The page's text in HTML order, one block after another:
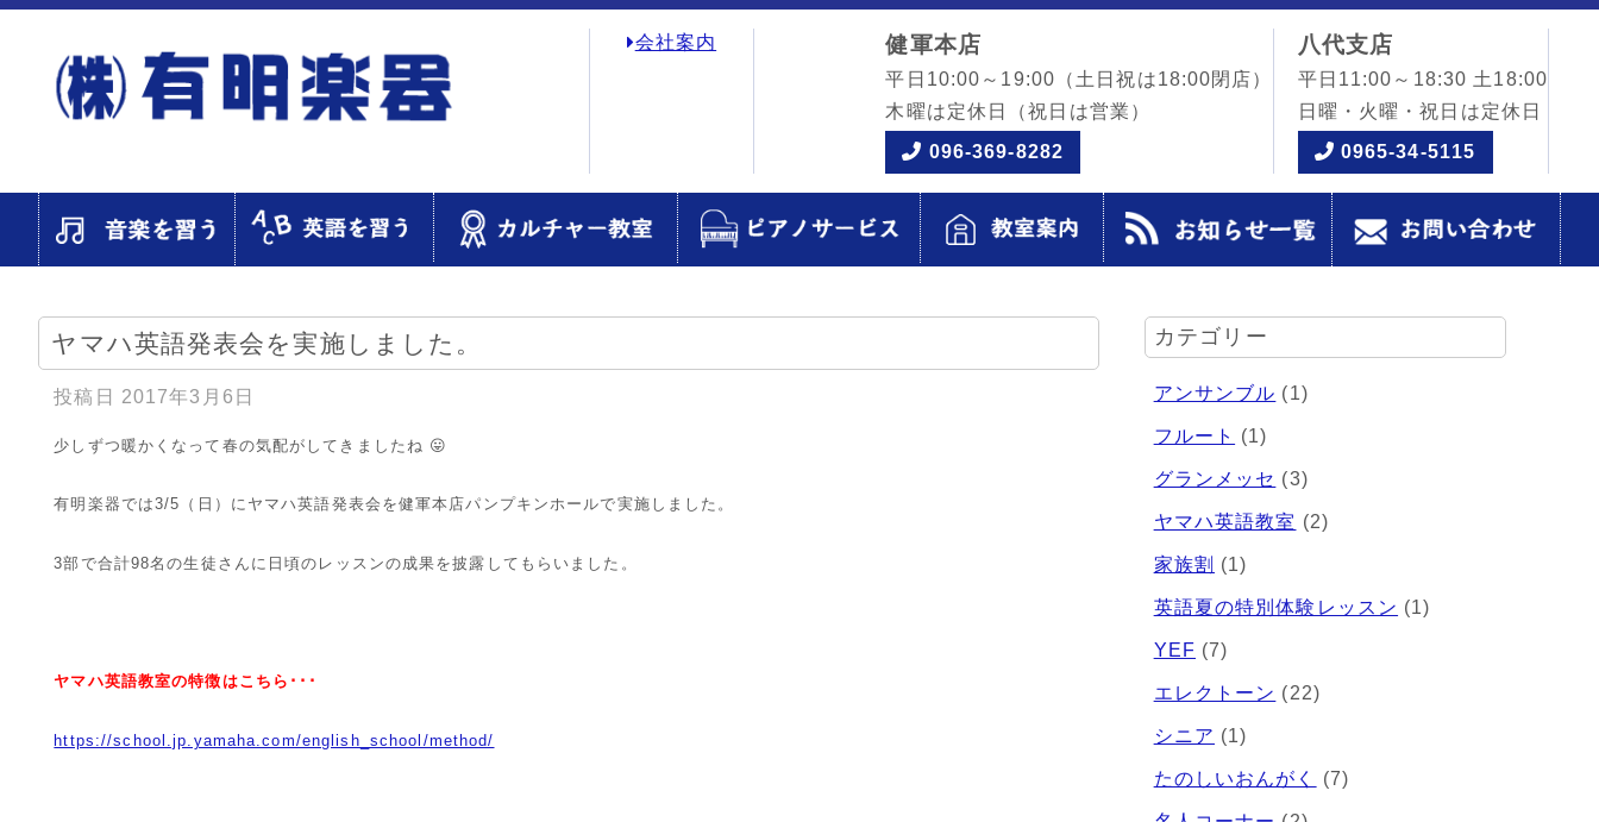
会社案内 健軍本店
平日10:00～19:00 （土日祝は18:00閉店）
木曜は定休日
（祝日は営業）
096-369-8282
八代支店
平日11:00～18:30 土18:00
日曜・火曜・祝日は定休日
0965-34-5115
ヤマハ英語発表会を実施しました。
投稿日 2017年3月6日
少しずつ暖かくなって春の気配がしてきましたね 😛
有明楽器では3/5（日）にヤマハ英語発表会を健軍本店パンプキンホールで実施しました。
3部で合計98名の生徒さんに日頃のレッスンの成果を披露してもらいました。
ヤマハ英語教室の特徴はこちら･･･
https://school.jp.yamaha.com/english_school/method/
カテゴリー
アンサンブル (1)
フルート (1)
グランメッセ (3)
ヤマハ英語教室 (2)
家族割 (1)
英語夏の特別体験レッスン (1)
YEF (7)
エレクトーン (22)
シニア (1)
たのしいおんがく (7)